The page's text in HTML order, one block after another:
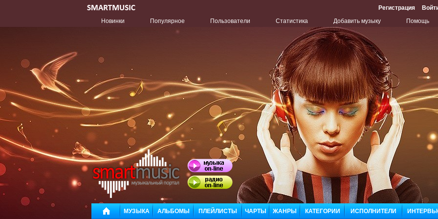
Регистрация
Новинки
Популярное Пользователи Статистика Добавить музыку Помощь
МУЗЫКА АЛЬБОМЫ ПЛЕЙЛИСТЫ ЧАРТЫ ЖАНРЫ КАТЕГОРИИ ИСПОЛНИТЕЛИ